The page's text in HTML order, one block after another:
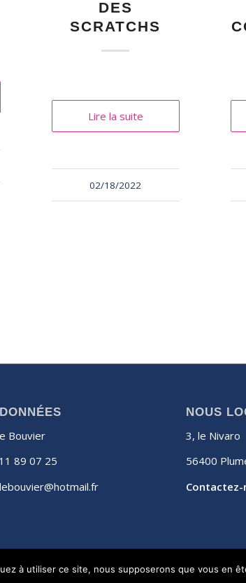
NETTOYAGE
DES
SCRATCHS
Bouvier
89 07 25
NOUS
3, le Nivaro
56400
à utiliser ce site, nous supposerons que vous en